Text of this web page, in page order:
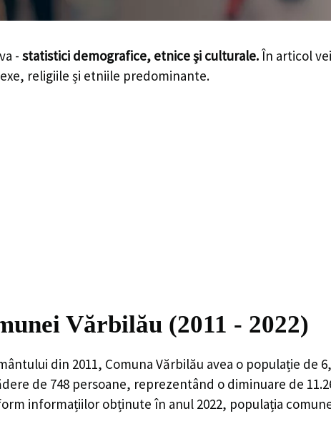
- statistici demografice, etnice și culturale.În articol
religiile și etniile predominante.
Vărbilău (2011 - 2022)
din 2011, Comuna Vărbilău avea o populație de
de 748 persoane, reprezentând o diminuare de
informațiilor obținute în anul 2022, populația